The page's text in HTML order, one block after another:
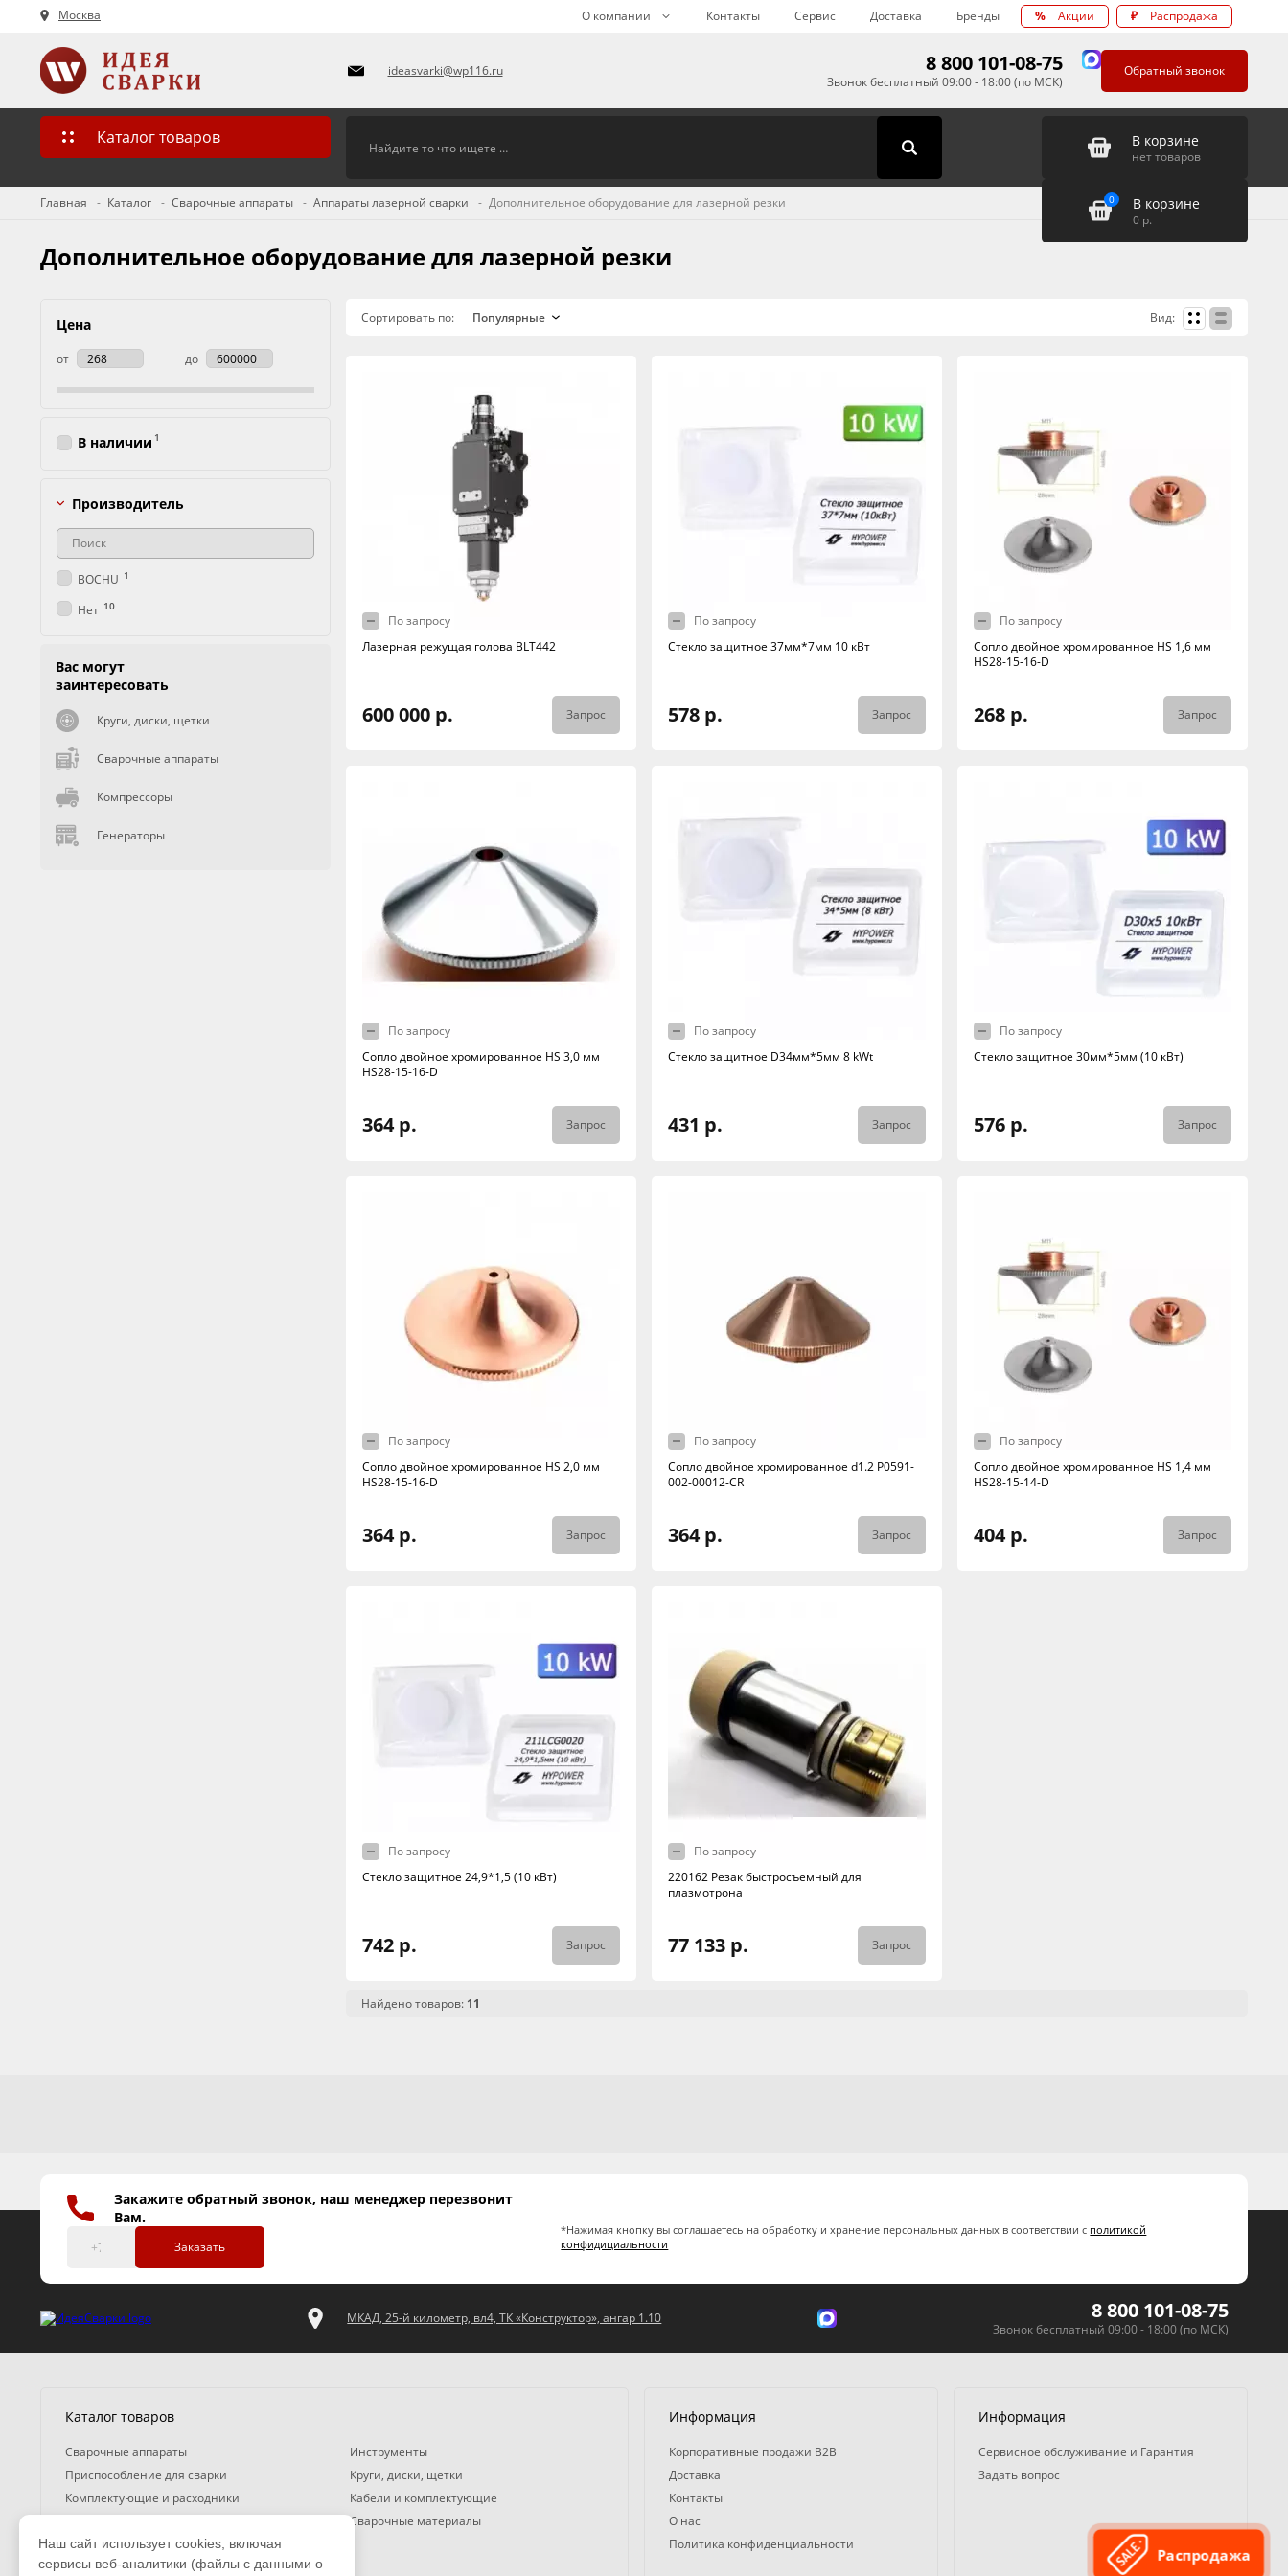
Москва О компании Контакты Сервис Доставка Бренды % Акции ₽ Распродажа
ideasvarki@wp116.ru 8 800 101-08-75
Звонок бесплатный 09:00 - 18:00 (по МСК)
Обратный звонок
Каталог товаров В корзине
нет товаров
0 В корзине
0 р.
Главная Каталог Сварочные аппараты Аппараты лазерной сварки Дополнительное оборудование для лазерной резки
Дополнительное оборудование для лазерной резки
Сортировать по: Вид:
По запросу
Лазерная режущая голова BLT442
600 000 р. Запрос
По запросу
Стекло защитное 37мм*7мм 10 кВт
578 р. Запрос
По запросу
Сопло двойное хромированное HS 1,6 мм
HS28-15-16-D
268 р. Запрос
По запросу
Сопло двойное хромированное HS 3,0 мм
HS28-15-16-D
364 р. Запрос
По запросу
Стекло защитное D34мм*5мм 8 kWt
431 р. Запрос
По запросу
Стекло защитное 30мм*5мм (10 кВт)
576 р. Запрос
По запросу
Сопло двойное хромированное HS 2,0 мм
HS28-15-16-D
364 р. Запрос
По запросу
Сопло двойное хромированное d1.2 P0591-
002-00012-CR
364 р. Запрос
По запросу
Сопло двойное хромированное HS 1,4 мм
HS28-15-14-D
404 р. Запрос
По запросу
Стекло защитное 24,9*1,5 (10 кВт)
742 р. Запрос
По запросу
220162 Резак быстросъемный для
плазмотрона
77 133 р. Запрос
Найдено товаров: 11
Цена
от до
В наличии 1
Производитель
BOCHU 1
Нет 10
Вас могут
заинтересовать
Круги, диски, щетки
Сварочные аппараты
Компрессоры
Генераторы
Закажите обратный звонок, наш менеджер перезвонит
Вам.
Заказать
*Нажимая кнопку вы соглашаетесь на обработку и хранение персональных данных в соответствии с политикой
конфидициальности
МКАД, 25-й километр, вл4, ТК «Конструктор», ангар 1.10 8 800 101-08-75
Звонок бесплатный 09:00 - 18:00 (по МСК)
Каталог товаров
Сварочные аппараты
Инструменты
Приспособление для сварки
Круги, диски, щетки
Комплектующие и расходники
Кабели и комплектующие
Сварочные материалы
Средства защиты
Информация
Корпоративные продажи B2B
Доставка
Контакты
О нас
Политика конфиденциальности
Информация
Сервисное обслуживание и Гарантия
Задать вопрос
Наш сайт использует cookies, включая
сервисы веб-аналитики (файлы с данными о
Распродажа